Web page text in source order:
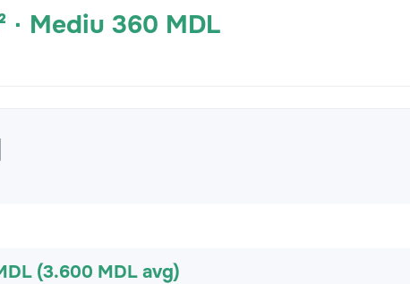
· Mediu 360 MDL
(3.600 MDL avg)